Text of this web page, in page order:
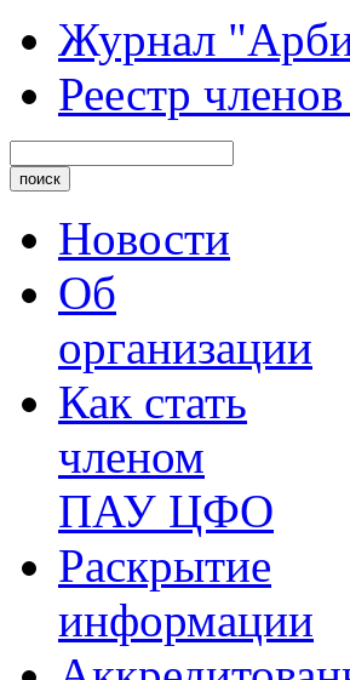
Журнал
Реестр
Новости
Об
организации
Как стать
членом
ПАУ ЦФО
Раскрытие
информации